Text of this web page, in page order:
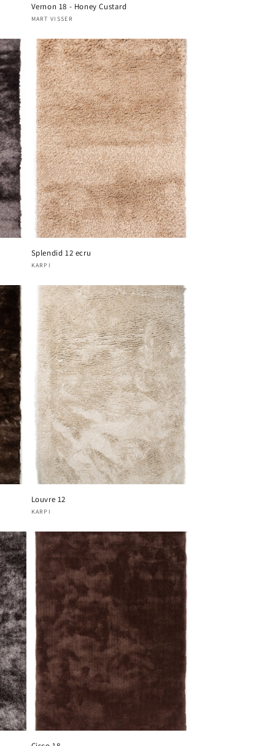
Vernon 18 - Honey Custard
Verkoper:
MART VISSER
Splendid 12 ecru
Verkoper:
KARPI
Louvre 12
Verkoper:
KARPI